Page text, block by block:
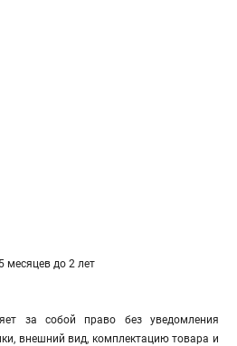
месяцев до 2 лет
за собой право без уведомления
внешний вид, комплектацию товара и